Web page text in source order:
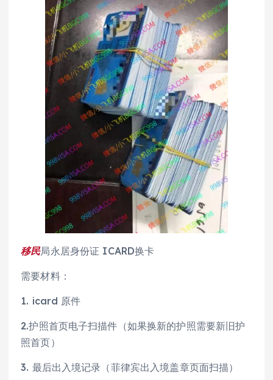
移民局永居身份证 ICARD换卡
需要材料：
1. icard 原件
2.护照首页电子扫描件（如果换新的护照需要新旧护
照首页）
3. 最后出入境记录（菲律宾出入境盖章页面扫描）